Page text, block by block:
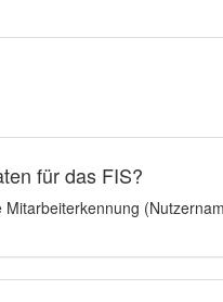
für das FIS?